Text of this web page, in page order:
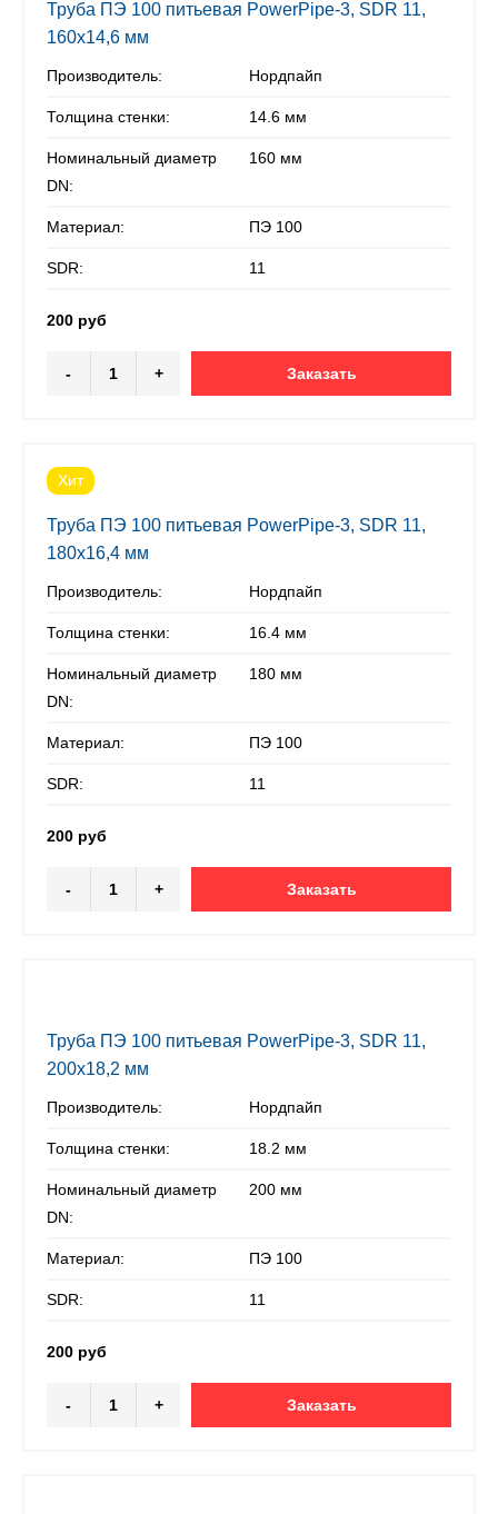
Труба ПЭ 100 питьевая PowerPipe-3, SDR 11,
160х14,6 мм
Производитель: Нордпайп
Толщина стенки: 14.6 мм
Номинальный диаметр
DN:
160 мм
Материал: ПЭ 100
SDR: 11
200 руб
- + Заказать
Хит
Труба ПЭ 100 питьевая PowerPipe-3, SDR 11,
180х16,4 мм
Производитель: Нордпайп
Толщина стенки: 16.4 мм
Номинальный диаметр
DN:
180 мм
Материал: ПЭ 100
SDR: 11
200 руб
- + Заказать
Труба ПЭ 100 питьевая PowerPipe-3, SDR 11,
200х18,2 мм
Производитель: Нордпайп
Толщина стенки: 18.2 мм
Номинальный диаметр
DN:
200 мм
Материал: ПЭ 100
SDR: 11
200 руб
- + Заказать